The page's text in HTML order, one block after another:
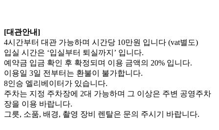
[대관안내]
4시간부터 대관 가능하며 시간당 10만원 입니다 (vat별도)
입실 시간은 ‘입실부터 퇴실까지’ 입니다.
예약금 입금 확인 후 확정되며 이용 금액의 20% 입니다.
이용일 3일 전부터는 환불이 불가합니다.
8인승 엘리베이터가 있습니다.
주차는 지정 주차장에 2대 가능하며 그 이상은 주변 공영주차
장을 이용 바랍니다.
그릇, 소품, 배경, 촬영 장비 렌탈은 문의 주시기 바랍니다.